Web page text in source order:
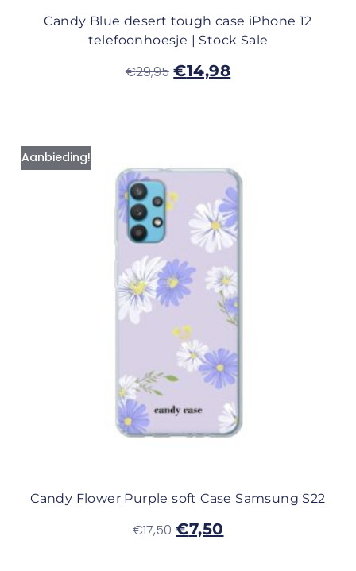
Candy Blue desert tough case iPhone 12
telefoonhoesje | Stock Sale
€29,95 €14,98
Aanbieding!
Candy Flower Purple soft Case Samsung S22
€17,50 €7,50